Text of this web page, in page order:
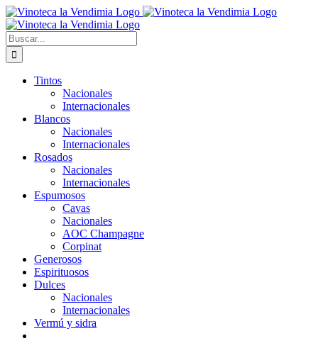
Buscar:
Tintos
Nacionales
Internacionales
Blancos
Nacionales
Internacionales
Rosados
Nacionales
Internacionales
Espumosos
Cavas
Nacionales
AOC Champagne
Corpinat
Generosos
Espirituosos
Dulces
Nacionales
Internacionales
Vermú y sidra